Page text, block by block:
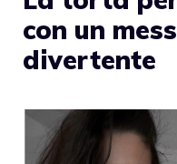
con un
divertente